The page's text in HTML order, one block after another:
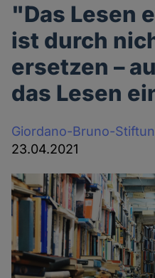
"Das Lesen
ist durch
ersetzen –
das Lesen
Giordano-Bruno-
23.04.2021